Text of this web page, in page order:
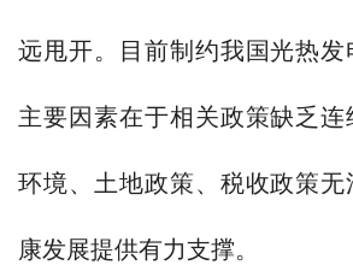
远甩开。目前制约我国光热
主要因素在于相关政策缺乏
环境、土地政策、税收政策
康发展提供有力支撑。